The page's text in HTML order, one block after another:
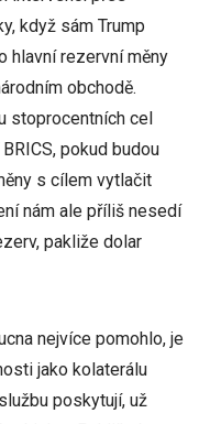
když sám Trump
hlavní rezervní měny
obchodě.
stoprocentních cel
pokud budou
s cílem vytlačit
nám ale příliš nesedí
pakliže dolar
nejvíce pomohlo, je
jako kolaterálu
poskytují, už